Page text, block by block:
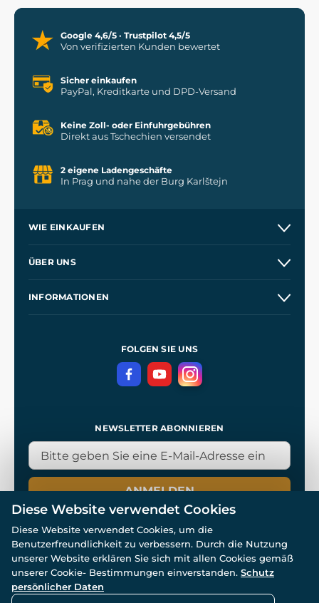
Google 4,6/5 · Trustpilot 4,5/5
Von verifizierten Kunden bewertet
Sicher einkaufen
PayPal, Kreditkarte und DPD-Versand
Keine Zoll- oder Einfuhrgebühren
Direkt aus Tschechien versendet
2 eigene Ladengeschäfte
In Prag und nahe der Burg Karlštejn
WIE EINKAUFEN
Kontakt
ÜBER UNS
INFORMATIONEN
DatenschutzerklärungFOLGEN SIE UNS
NEWSLETTER ABONNIEREN
ANMELDEN
© Alle Rechte vorbehalten. www.wulflund.de 2007-2026.
Powered by
Diese Website verwendet Cookies
Diese Website verwendet Cookies, um die
Benutzerfreundlichkeit zu verbessern. Durch die Nutzung
unserer Website erklären Sie sich mit allen Cookies gemäß
unserer Cookie- Bestimmungen einverstanden. Schutz
persönlicher Daten